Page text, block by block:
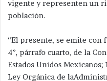
vigente y representen un
población.
“El presente, se emite con
4°, párrafo cuarto, de la
Estados Unidos
Ley Orgánica de